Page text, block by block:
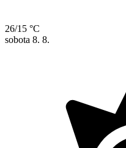
26/15 °C
sobota 8. 8.